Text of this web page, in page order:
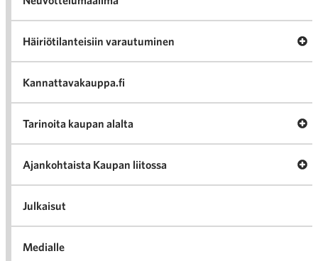
Häiriötilanteisiin varautuminen
Kannattavakauppa.fi
Tarinoita kaupan alalta
Ajankohtaista Kaupan liitossa
Julkaisut
Medialle